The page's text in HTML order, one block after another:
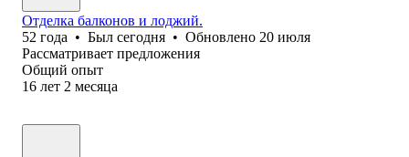
Отделка балконов и лоджий.
52 года • Был сегодня • Обновлено 20 июля
Рассматривает предложения
Общий опыт
16 лет 2 месяца